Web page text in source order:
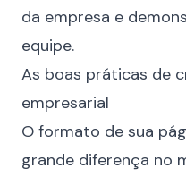
da empresa e
equipe.
As boas práticas de
empresarial
O formato de sua
grande diferença no